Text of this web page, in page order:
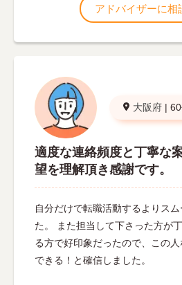
アドバイザーに相
大阪府 |
適度な連絡頻度と丁寧な
望を理解頂き感謝です。
自分だけで転職活動するよりス
た。 また担当して下さった方が
る方で好印象だったので、この
できる！と確信しました。